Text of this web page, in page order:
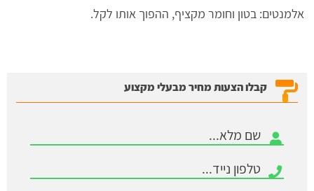
אלמנטים: בטון וחומר מקציף, ההפוך אותו לקל.
קבלו הצעות מחיר מבעלי מקצוע